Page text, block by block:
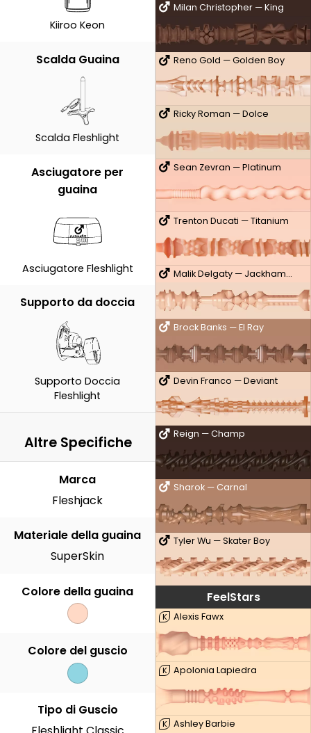
Milan Christopher — King
Reno Gold — Golden Boy
Ricky Roman — Dolce
Sean Zevran — Platinum
Trenton Ducati — Titanium
Malik Delgaty — Jackhammer
Brock Banks — El Ray
Devin Franco — Deviant
Reign — Champ
Sharok — Carnal
Tyler Wu — Skater Boy
FeelStars
K Alexis Fawx
K Apolonia Lapiedra
K Ashley Barbie
Kiiroo Keon
Scalda Guaina
Scalda Fleshlight
Asciugatore per
guaina
Asciugatore Fleshlight
Supporto da doccia
Supporto Doccia
Fleshlight
Altre Specifiche
Marca
Fleshjack
Materiale della guaina
SuperSkin
Colore della guaina
Colore del guscio
Tipo di Guscio